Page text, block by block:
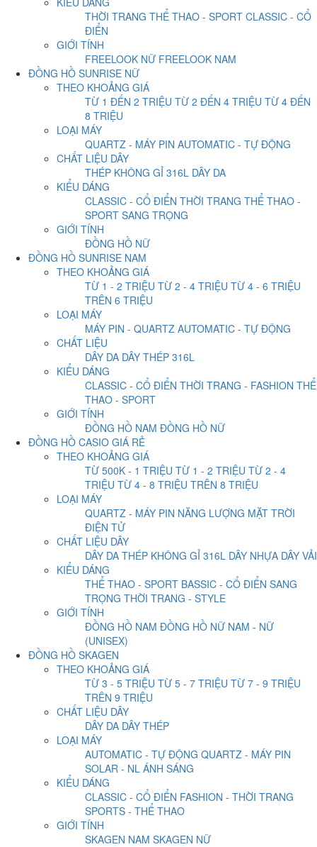
THỜI TRANG THỂ THAO - SPORT CLASSIC - CỔ
ĐIỂN
GIỚI TÍNH
FREELOOK NỮ FREELOOK NAM
ĐỒNG HỒ SUNRISE NỮ
THEO KHOẢNG GIÁ
TỪ 1 ĐẾN 2 TRIỆU TỪ 2 ĐẾN 4 TRIỆU TỪ 4 ĐẾN
8 TRIỆU
LOẠI MÁY
QUARTZ - MÁY PIN AUTOMATIC - TỰ ĐỘNG
CHẤT LIỆU DÂY
THÉP KHÔNG GỈ 316L DÂY DA
KIỂU DÁNG
CLASSIC - CỔ ĐIỂN THỜI TRANG THỂ THAO -
SPORT SANG TRỌNG
GIỚI TÍNH
ĐỒNG HỒ NỮ
ĐỒNG HỒ SUNRISE NAM
THEO KHOẢNG GIÁ
TỪ 1 - 2 TRIỆU TỪ 2 - 4 TRIỆU TỪ 4 - 6 TRIỆU
TRÊN 6 TRIỆU
LOẠI MÁY
MÁY PIN - QUARTZ AUTOMATIC - TỰ ĐỘNG
CHẤT LIỆU
DÂY DA DÂY THÉP 316L
KIỂU DÁNG
CLASSIC - CỔ ĐIỂN THỜI TRANG - FASHION THỂ
THAO - SPORT
GIỚI TÍNH
ĐỒNG HỒ NAM ĐỒNG HỒ NỮ
ĐỒNG HỒ CASIO GIÁ RẺ
THEO KHOẢNG GIÁ
TỪ 500K - 1 TRIỆU TỪ 1 - 2 TRIỆU TỪ 2 - 4
TRIỆU TỪ 4 - 8 TRIỆU TRÊN 8 TRIỆU
LOẠI MÁY
QUARTZ - MÁY PIN NĂNG LƯỢNG MẶT TRỜI
ĐIỆN TỬ
CHẤT LIỆU DÂY
DÂY DA THÉP KHÔNG GỈ 316L DÂY NHỰA DÂY VẢI
KIỂU DÁNG
THỂ THAO - SPORT BASSIC - CỔ ĐIỂN SANG
TRỌNG THỜI TRANG - STYLE
GIỚI TÍNH
ĐỒNG HỒ NAM ĐỒNG HỒ NỮ NAM - NỮ
(UNISEX)
ĐỒNG HỒ SKAGEN
THEO KHOẢNG GIÁ
TỪ 3 - 5 TRIỆU TỪ 5 - 7 TRIỆU TỪ 7 - 9 TRIỆU
TRÊN 9 TRIỆU
CHẤT LIỆU DÂY
DÂY DA DÂY THÉP
LOẠI MÁY
AUTOMATIC - TỰ ĐỘNG QUARTZ - MÁY PIN
SOLAR - NL ÁNH SÁNG
KIỂU DÁNG
CLASSIC - CỔ ĐIỂN FASHION - THỜI TRANG
SPORTS - THỂ THAO
GIỚI TÍNH
SKAGEN NAM SKAGEN NỮ